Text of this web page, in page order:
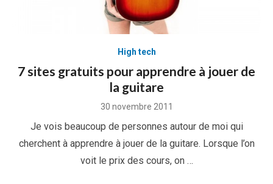
High tech
7 sites gratuits pour apprendre à jouer de
la guitare
Posted
30 novembre 2011
Je vois beaucoup de personnes autour de moi qui
cherchent à apprendre à jouer de la guitare. Lorsque l’on
voit le prix des cours, on …